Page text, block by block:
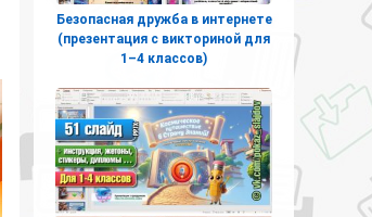
Безопасная дружба в интернете
(презентация с викториной для
1–4 классов)